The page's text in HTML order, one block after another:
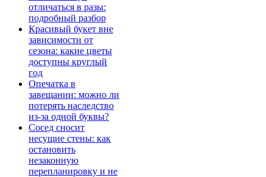
отличаться в разы:
подробный разбор
Красивый букет вне
зависимости от
сезона: какие цветы
доступны круглый
год
Опечатка в
завещании: можно ли
потерять наследство
из-за одной буквы?
Сосед сносит
несущие стены: как
остановить
незаконную
перепланировку и не